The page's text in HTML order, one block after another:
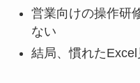
営業向けの操作研
ない
結局、慣れた